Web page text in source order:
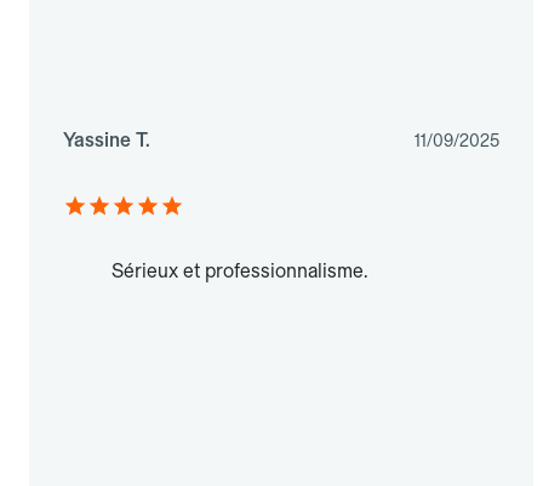
Yassine T. 11/09/2025
Sérieux et professionnalisme.